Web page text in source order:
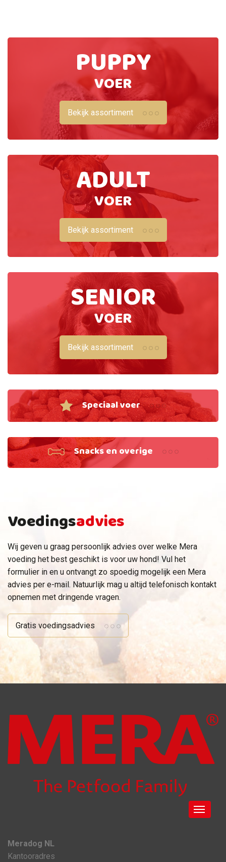
PUPPY
VOER
Bekijk assortiment
ADULT
VOER
Bekijk assortiment
SENIOR
VOER
Bekijk assortiment
Speciaal voer
Snacks en overige
Voedingsadvies
Wij geven u graag persoonlijk advies over welke Mera
voeding het best geschikt is voor uw hond! Vul het
formulier in en u ontvangt zo spoedig mogelijk een Mera
advies per e-mail. Natuurlijk mag u altijd telefonisch kontakt
opnemen met dringende vragen.
Gratis voedingsadvies
Meradog NL
Kantooradres